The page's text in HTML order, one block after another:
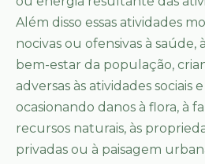
Além disso essas atividades
nocivas ou ofensivas à saúde,
bem-estar da população,
adversas às atividades sociais
ocasionando danos à flora, à
recursos naturais, às
privadas ou à paisagem